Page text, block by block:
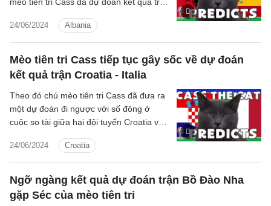
24/06/2024 Albania
mèo tiên tri Cass đã dự đoán kết quả trận
Mèo tiên tri Cass tiếp tục gây sốc về dự đoán
kết quả trận Croatia - Italia
24/06/2024 Croatia
Theo đó chú mèo tiên tri Cass đã đưa ra
một dự đoán đi ngược với số đông ở
cuộc so tài giữa hai đội tuyển Croatia vs
Ngỡ ngàng kết quả dự đoán trận Bồ Đào Nha
gặp Séc của mèo tiên tri